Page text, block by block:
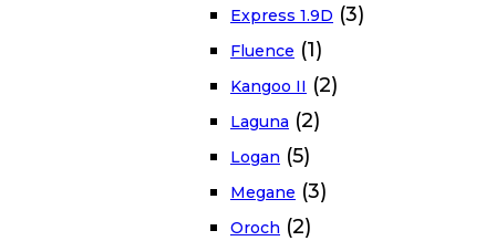
Express 1.9D (3)
Fluence (1)
Kangoo II (2)
Laguna (2)
Logan (5)
Megane (3)
Oroch (2)